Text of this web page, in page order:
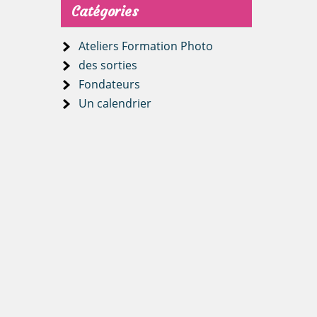
Catégories
Ateliers Formation Photo
des sorties
Fondateurs
Un calendrier